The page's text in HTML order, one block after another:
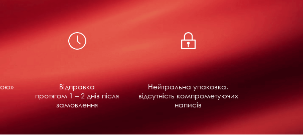
Відправка
протягом 1 – 2 днів після
замовлення
Нейтральна упаковка,
відсутність компрометуючих
написів